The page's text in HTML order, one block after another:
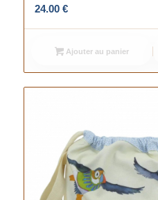
24.00 €
Ajouter au panier